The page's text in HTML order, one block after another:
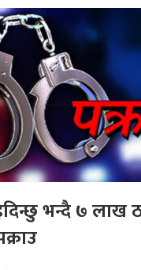
भन्दै ७ लाख